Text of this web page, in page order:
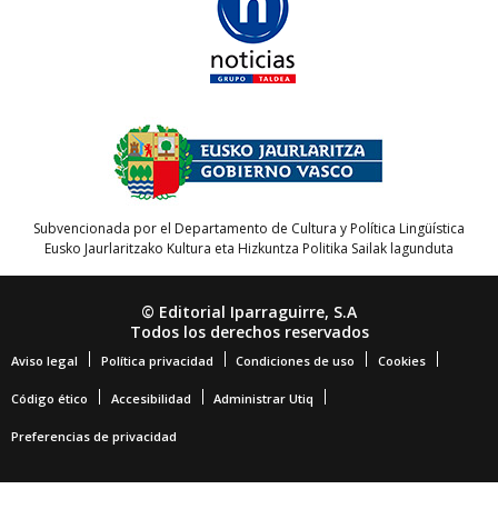
Subvencionada por el Departamento de Cultura y Política Lingüística
Eusko Jaurlaritzako Kultura eta Hizkuntza Politika Sailak lagunduta
© Editorial Iparraguirre, S.A
Todos los derechos reservados
Aviso legal Política privacidad Condiciones de uso Cookies
Código ético Accesibilidad Administrar Utiq
Preferencias de privacidad